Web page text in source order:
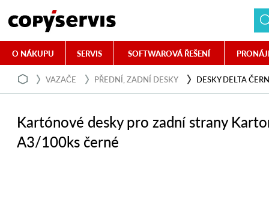
O NÁKUPU SERVIS SOFTWAROVÁ ŘEŠENÍ
VAZAČE PŘEDNÍ, ZADNÍ DESKY DESKY DELTA
Kartónové desky pro zadní strany
A3/100ks černé